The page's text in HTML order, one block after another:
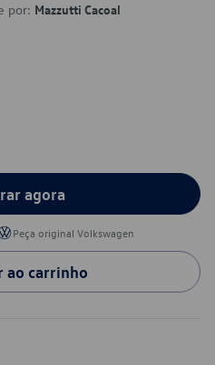
por: Mazzutti Cacoal
agora
Peça original Volkswagen
ao carrinho